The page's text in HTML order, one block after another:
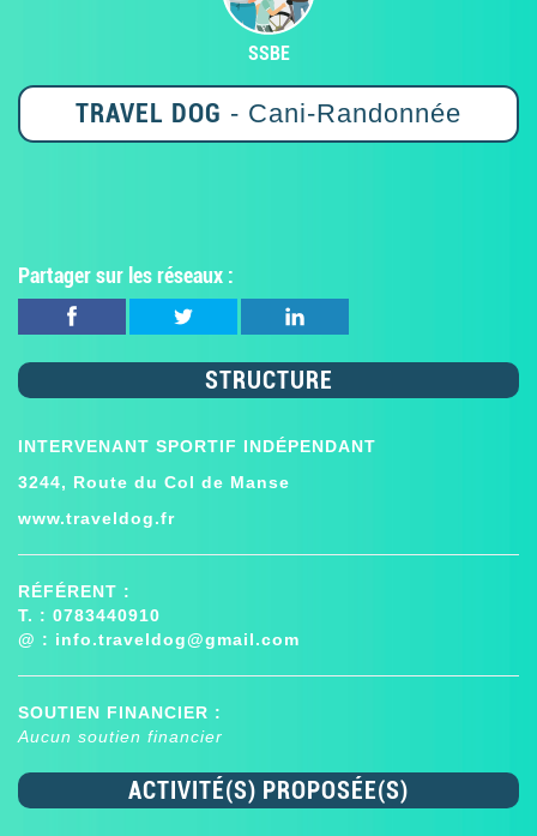
SSBE
TRAVEL DOG - Cani-Randonnée
Partager sur les réseaux :
STRUCTURE
INTERVENANT SPORTIF INDÉPENDANT
3244, Route du Col de Manse
www.traveldog.fr
RÉFÉRENT :
T. : 0783440910
@ : info.traveldog@gmail.com
SOUTIEN FINANCIER :
Aucun soutien financier
ACTIVITÉ(S) PROPOSÉE(S)